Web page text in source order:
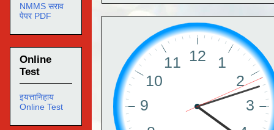
NMMS सराव
पेपर PDF
Online
Test
इयत्तानिहाय
Online Test